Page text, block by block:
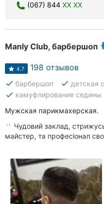
(067) 844 XX XX
Manly Club, барбершоп
4.7 198 отзывов
done барбершоп done детская
done камуфлирование седины
Мужская парикмахерская.
Чудовий заклад,
майстер, та професіонал